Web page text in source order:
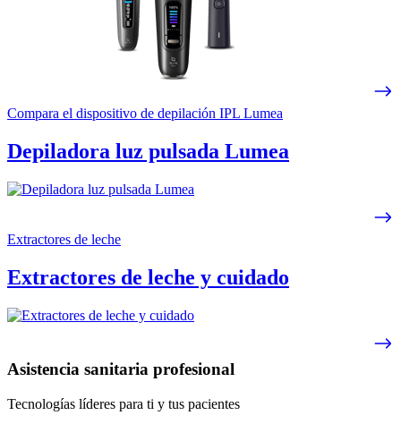
Compara el dispositivo de depilación IPL Lumea
Depiladora luz pulsada Lumea
Extractores de leche
Extractores de leche y cuidado
Asistencia sanitaria profesional
Tecnologías líderes para ti y tus pacientes